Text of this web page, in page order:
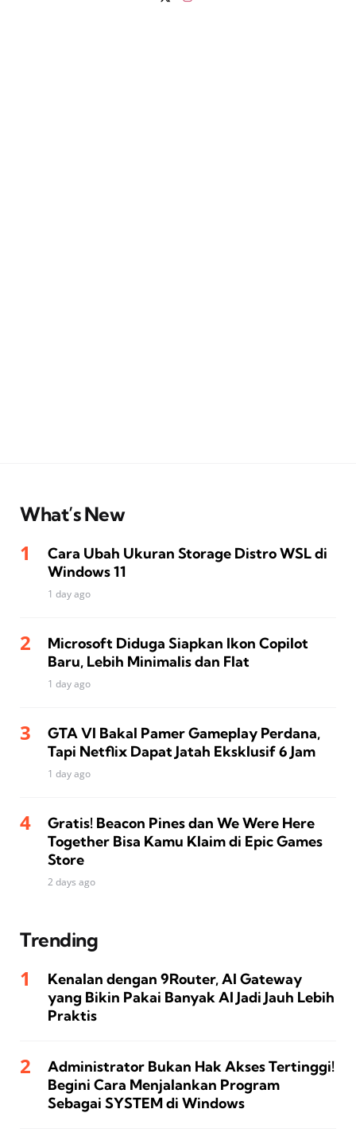
What’s New
Cara Ubah Ukuran Storage Distro WSL di
Windows 11
1 day ago
Microsoft Diduga Siapkan Ikon Copilot
Baru, Lebih Minimalis dan Flat
1 day ago
GTA VI Bakal Pamer Gameplay Perdana,
Tapi Netflix Dapat Jatah Eksklusif 6 Jam
1 day ago
Gratis! Beacon Pines dan We Were Here
Together Bisa Kamu Klaim di Epic Games
Store
2 days ago
Trending
Kenalan dengan 9Router, AI Gateway
yang Bikin Pakai Banyak AI Jadi Jauh Lebih
Praktis
Administrator Bukan Hak Akses Tertinggi!
Begini Cara Menjalankan Program
Sebagai SYSTEM di Windows